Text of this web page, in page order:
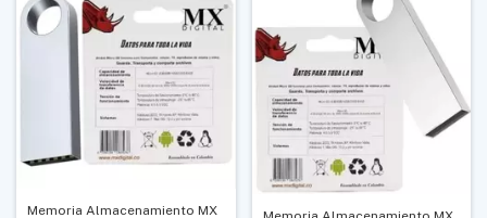
Memoria Almacenamiento MX